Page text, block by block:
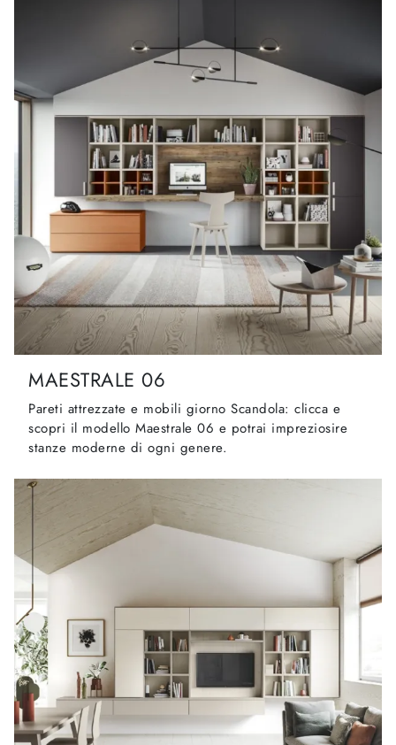
MAESTRALE 06
Pareti attrezzate e mobili giorno Scandola: clicca e
scopri il modello Maestrale 06 e potrai impreziosire
stanze moderne di ogni genere.